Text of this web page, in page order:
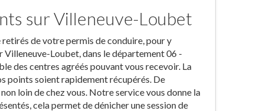
sur Villeneuve-Loubet
de votre permis de conduire, pour y
Loubet, dans le département 06 -
des centres agréés pouvant vous recevoir. La
points soient rapidement récupérés. De
loin de chez vous. Notre service vous donne la
cela permet de dénicher une session de